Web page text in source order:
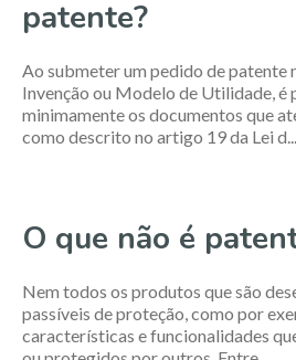
patente?
Ao submeter um pedido de patente
Invenção ou Modelo de Utilidade,
minimamente os documentos que
como descrito no artigo 19 da Lei d...
O que não é
Nem todos os produtos que são
passíveis de proteção, como por
características e funcionalidades